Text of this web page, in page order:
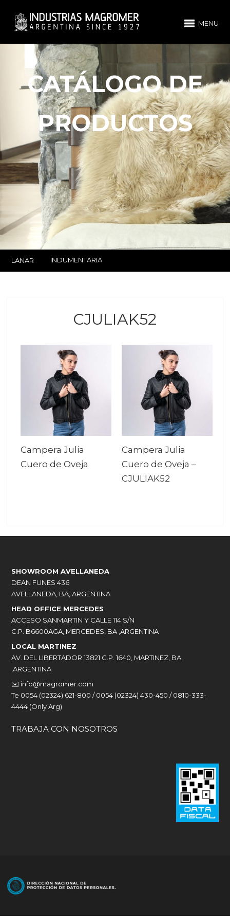
MENU
CATÁLOGO DE
PRODUCTOS
LANAR INDUMENTARIA
CJULIAK52
Campera Julia
Cuero de Oveja
Campera Julia
Cuero de Oveja –
CJULIAK52
SHOWROOM AVELLANEDA
DEAN FUNES 436
AVELLANEDA, BA, ARGENTINA
HEAD OFFICE MERCEDES
ACCESO SANMARTIN Y CALLE 114 S/N
C.P. B6600AGA, MERCEDES, BA ,ARGENTINA
LOCAL MARTINEZ
AV. DEL LIBERTADOR 13821 C.P. 1640, MARTINEZ, BA
,ARGENTINA
✉️ info@magromer.com
Te 0054 (02324) 621-800 / 0054 (02324) 430-450 / 0810-333-
4444 (Only Arg)
TRABAJA CON NOSOTROS